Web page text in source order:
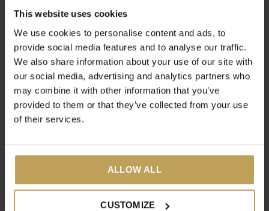
This website uses cookies
We use cookies to personalise content and ads, to
provide social media features and to analyse our traffic.
We also share information about your use of our site with
our social media, advertising and analytics partners who
may combine it with other information that you’ve
provided to them or that they’ve collected from your use
of their services.
ALLOW ALL
CUSTOMIZE
Daarom gaan we niet voor de scherpste prijs, maar voor de
beste kwaliteit. Die bereiken we alleen door de boeren een
eerlijke prijs te betalen voor de thee en ingrediënten die
uiteindelijk in jouw tastea-blend terechtkomen. Het maken
van thee kost ontzettend veel tijd, en daar moet gewoon een
eerlijke prijs voor betaald worden.